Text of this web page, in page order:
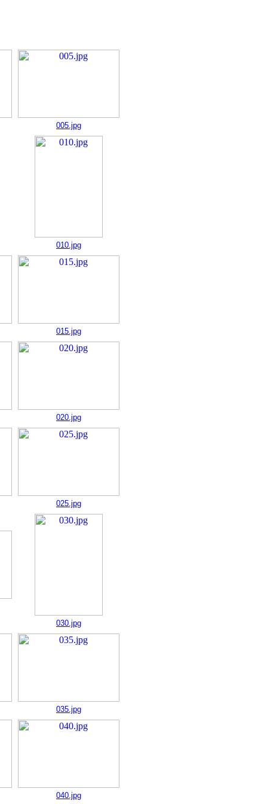
005.jpg
010.jpg
015.jpg
020.jpg
025.jpg
030.jpg
035.jpg
040.jpg